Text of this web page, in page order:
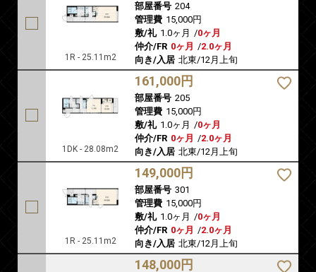
1R - 25.11m2
部屋番号 204
管理費 15,000円
敷/礼 1.0ヶ月 /0ヶ月
仲介/FR 0ヶ月 /2.0ヶ月
向き/入居 北東/12月上旬
1DK - 28.08m2
161,000円
部屋番号 205
管理費 15,000円
敷/礼 1.0ヶ月 /0ヶ月
仲介/FR 0ヶ月 /2.0ヶ月
向き/入居 北東/12月上旬
1R - 25.11m2
149,000円
部屋番号 301
管理費 15,000円
敷/礼 1.0ヶ月 /0ヶ月
仲介/FR 0ヶ月 /2.0ヶ月
向き/入居 北東/12月上旬
148,000円